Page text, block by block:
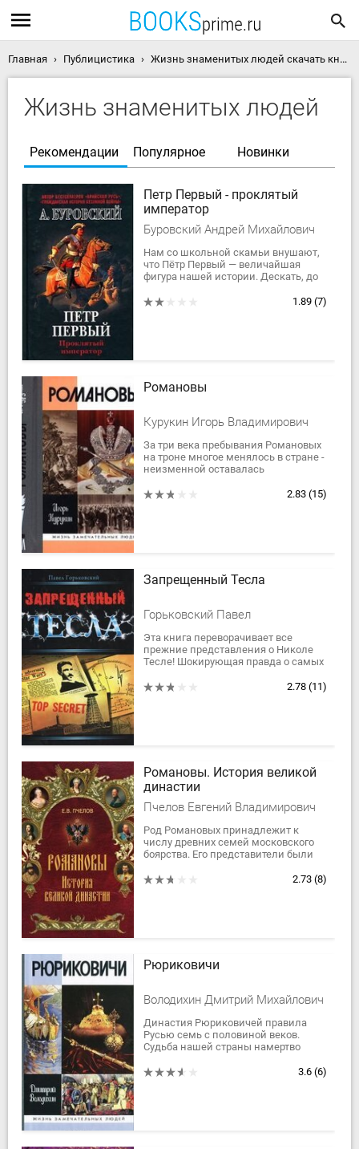
Главная Публицистика Жизнь знаменитых людей скачать книги
Жизнь знаменитых людей
Рекомендации Популярное Новинки
Петр Первый - проклятый
император
Буровский Андрей Михайлович
Нам со школьной скамьи внушают,
что Пётр Первый — величайшая
фигура нашей истории. Дескать, до
а Пётр, не успев взойти на трон, тут
1.89 (7)
Романовы
Курукин Игорь Владимирович
За три века пребывания Романовых
на троне многое менялось в стране -
неизменной оставалась
играли разные роли в истории, в
2.83 (15)
Запрещенный Тесла
Горьковский Павел
Эта книга переворачивает все
прежние представления о Николе
Тесле! Шокирующая правда о самых
славянского гения!
2.78 (11)
Романовы. История великой
династии
Пчелов Евгений Владимирович
Род Романовых принадлежит к
числу древних семей московского
боярства. Его представители были
более 300 лет: с февраля 1613 года
2.73 (8)
Рюриковичи
Володихин Дмитрий Михайлович
Династия Рюриковичей правила
Русью семь с половиной веков.
Судьба нашей страны намертво
Принадлежавшие к нему личности
3.6 (6)